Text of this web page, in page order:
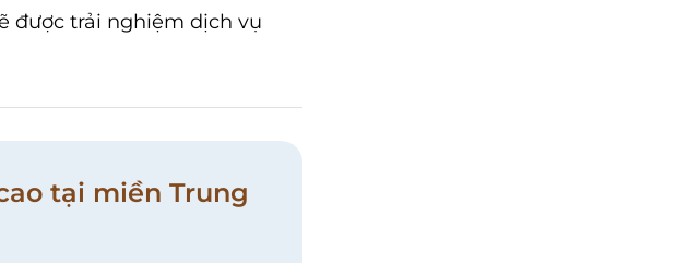
được trải nghiệm dịch vụ
tại miền Trung